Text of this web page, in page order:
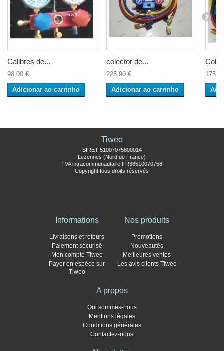
Calibres de...
98,00 €
Adicionar ao carrinho
colector de...
225,90 €
Adicionar ao carrinho
Tiweo
SIRET 51007075800014
Lezennes (Nord de France)
TVA intracommunautaire FR38510070758
Copyright tous droits réservés
Informations
Livraisons et retours
Paiement sécurisé
Mon compte Tiweo
Payer en espèce sur
Tiweo
Nos produits
Promotions
Nouveautés
Meilleures ventes
Les avis clients Tiweo
A propos
Qui sommes-nous
Mentions légales
Conditions générales
Contactez-nous